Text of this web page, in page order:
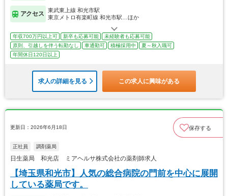
アクセス
東武東上線 和光市駅
東京メトロ有楽町線 和光市駅…ほか
年収700万円以上可 新卒も応募可能
未経験者も応募可能
原則、引越しを伴う転勤なし
車通勤可 積極採用中
夏～秋入職可
年間休日120日以上
求人の詳細を見る この求人に興味がある
更新日：2026年6月18日 保存する
正社員 調剤薬局
日生薬局 和光店 ミアヘルサ株式会社の薬剤師求人
【埼玉県和光市】人気の総合病院の門前を中心に展開
している薬局です。